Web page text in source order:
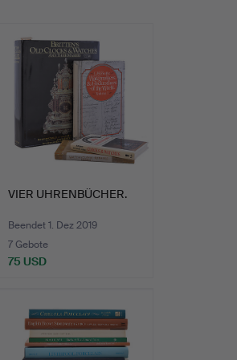
VIER UHRENBÜCHER.
Beendet 1. Dez 2019
7 Gebote
75 USD